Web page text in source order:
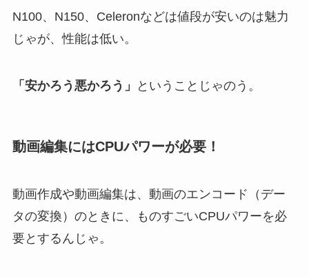
N100、N150、Celeronなどは値段が安いのは魅力
じゃが、性能は低い。
「安かろう悪かろう」 ということじゃのう。
動画編集にはCPUパワーが必要！
動画作成や動画編集は、動画のエンコード（デー
タの変換）のときに、ものすごいCPUパワーを必
要とするんじゃ。